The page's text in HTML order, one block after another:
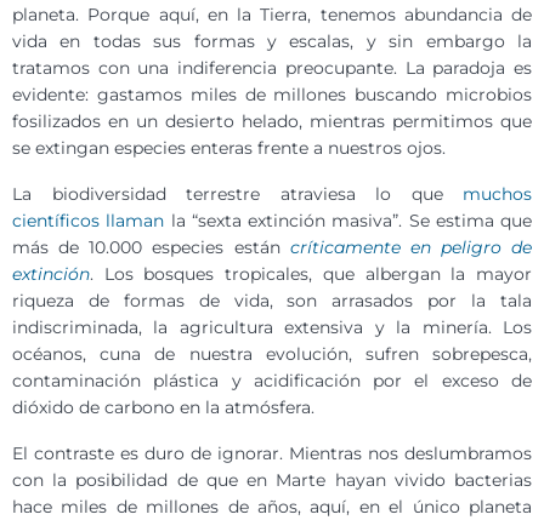
planeta. Porque aquí, en la Tierra, tenemos abundancia de
vida en todas sus formas y escalas, y sin embargo la
tratamos con una indiferencia preocupante. La paradoja es
evidente: gastamos miles de millones buscando microbios
fosilizados en un desierto helado, mientras permitimos que
se extingan especies enteras frente a nuestros ojos.
La biodiversidad terrestre atraviesa lo que muchos
científicos llaman la “sexta extinción masiva”. Se estima que
más de 10.000 especies están críticamente en peligro de
extinción. Los bosques tropicales, que albergan la mayor
riqueza de formas de vida, son arrasados por la tala
indiscriminada, la agricultura extensiva y la minería. Los
océanos, cuna de nuestra evolución, sufren sobrepesca,
contaminación plástica y acidificación por el exceso de
dióxido de carbono en la atmósfera.
El contraste es duro de ignorar. Mientras nos deslumbramos
con la posibilidad de que en Marte hayan vivido bacterias
hace miles de millones de años, aquí, en el único planeta